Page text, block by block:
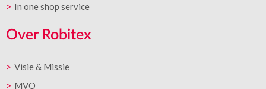
In one shop service
Over Robitex
Visie & Missie
MVO